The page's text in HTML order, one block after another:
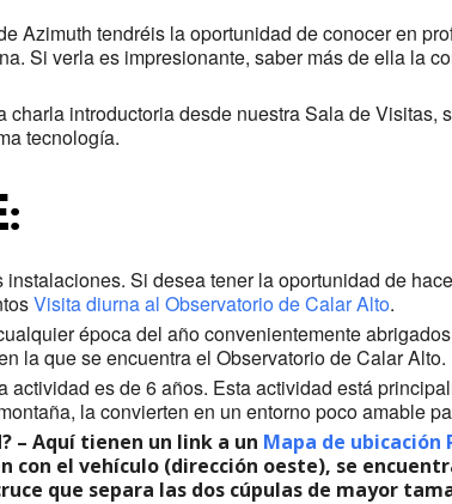
Azimuth tendréis la oportunidad de conocer en
Si verla es impresionante, saber más de ella la
charla introductoria desde nuestra Sala de
tecnología.
Si desea tener la oportunidad de
Visita diurna al Observatorio de Calar Alto.
época del año convenientemente
la que se encuentra el Observatorio de Calar Alto.
actividad es de 6 años. Esta actividad está
la convierten en un entorno poco amable
– Aquí tienen un link a un Mapa de ubicación
con el vehículo (dirección oeste), se
que separa las dos cúpulas de mayor